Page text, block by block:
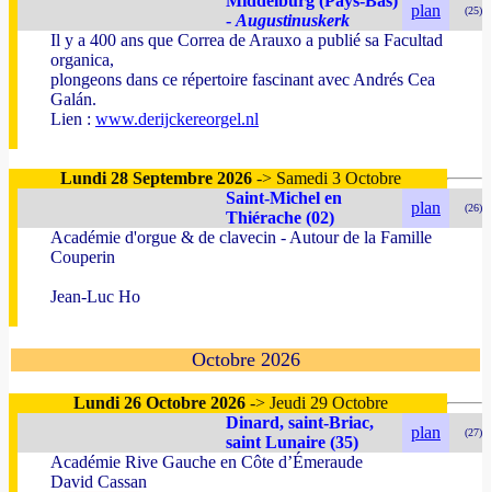
- Augustinuskerk
plan (25)
Il y a 400 ans que Correa de Arauxo a publié sa Facultad
organica,
plongeons dans ce répertoire fascinant avec Andrés Cea
Galán.
Lien : www.derijckereorgel.nl
Lundi 28 Septembre 2026-> Samedi 3 Octobre
Saint-Michel en
Thiérache (02)
plan (26)
Académie d'orgue & de clavecin - Autour de la Famille
Couperin
Jean-Luc Ho
Octobre 2026
Lundi 26 Octobre 2026-> Jeudi 29 Octobre
Dinard, saint-Briac,
saint Lunaire (35)
plan (27)
Académie Rive Gauche en Côte d’Émeraude
David Cassan